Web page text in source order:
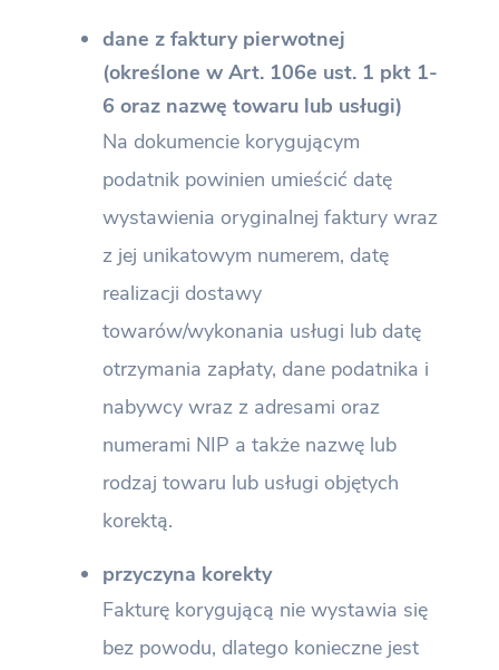
dane z faktury pierwotnej
(określone w Art. 106e ust. 1 pkt 1-
6 oraz nazwę towaru lub usługi)
Na dokumencie korygującym
podatnik powinien umieścić datę
wystawienia oryginalnej faktury wraz
z jej unikatowym numerem, datę
realizacji dostawy
towarów/wykonania usługi lub datę
otrzymania zapłaty, dane podatnika i
nabywcy wraz z adresami oraz
numerami NIP a także nazwę lub
rodzaj towaru lub usługi objętych
korektą.
przyczyna korekty
Fakturę korygującą nie wystawia się
bez powodu, dlatego konieczne jest